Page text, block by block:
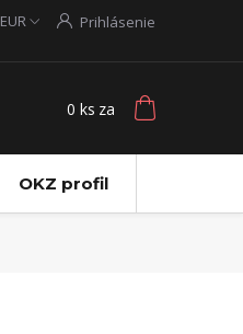
EUR Prihlásenie
0 ks za
OKZ profil